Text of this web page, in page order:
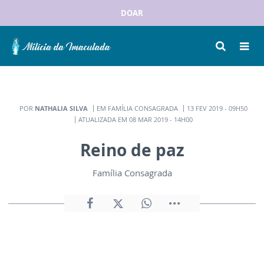
DOAR
POR NATHALIA SILVA EM FAMÍLIA CONSAGRADA
13 FEV 2019 - 09H50
ATUALIZADA EM 08 MAR 2019 - 14H00
Reino de paz
Família Consagrada